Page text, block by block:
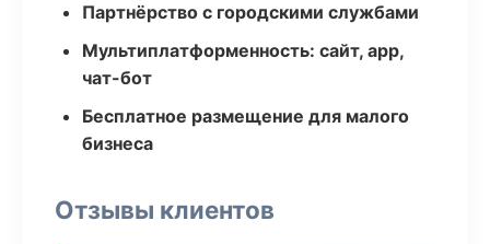
Партнёрство с городскими службами
Мультиплатформенность: сайт, app,
чат-бот
Бесплатное размещение для малого
бизнеса
Отзывы клиентов